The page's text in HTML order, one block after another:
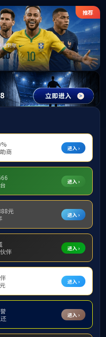
首页 关于我
新闻 视频新闻 局务
“